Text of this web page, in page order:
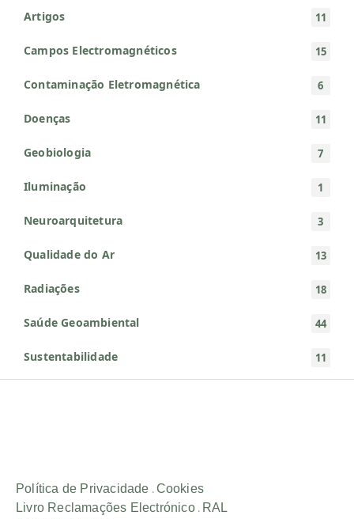
Artigos 11
Campos Electromagnéticos 15
Contaminação Eletromagnética 6
Doenças 11
Geobiologia 7
Iluminação 1
Neuroarquitetura 3
Qualidade do Ar 13
Radiações 18
Saúde Geoambiental 44
Sustentabilidade 11
Política de Privacidade .Cookies
Livro Reclamações Electrónico. RAL